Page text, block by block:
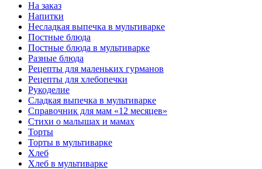
На заказ
Напитки
Несладкая выпечка в мультиварке
Постные блюда
Постные блюда в мультиварке
Разные блюда
Рецепты для маленьких гурманов
Рецепты для хлебопечки
Рукоделие
Сладкая выпечка в мультиварке
Справочник для мам «12 месяцев»
Стихи о малышах и мамах
Торты
Торты в мультиварке
Хлеб
Хлеб в мультиварке